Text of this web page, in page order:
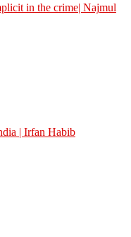
in the crime| Najmul
| Irfan Habib